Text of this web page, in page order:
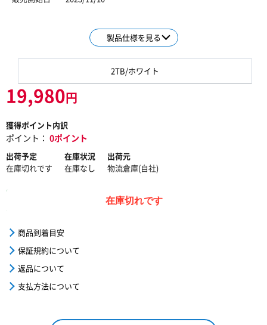
製品仕様を見る
2TB/ホワイト
19,980円
獲得ポイント内訳
ポイント： 0ポイント
出荷予定
在庫切れです
在庫状況
在庫なし
出荷元
物流倉庫(自社)
在庫切れです
商品到着目安
保証規約について
返品について
支払方法について